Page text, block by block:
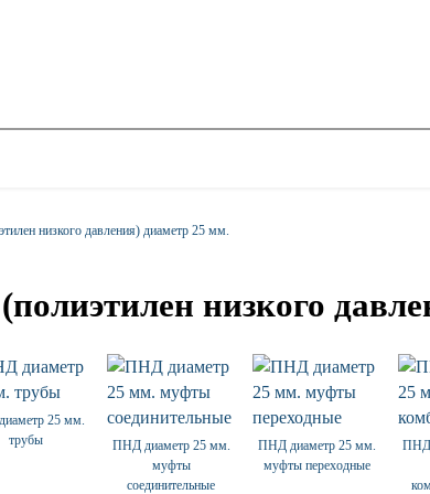
низкого давления) диаметр 25 мм.
низкого
25 мм.
трубы
ПНД диаметр 25 мм.
муфты
соединительные
ПНД диаметр 25 мм.
муфты переходные
ПНД